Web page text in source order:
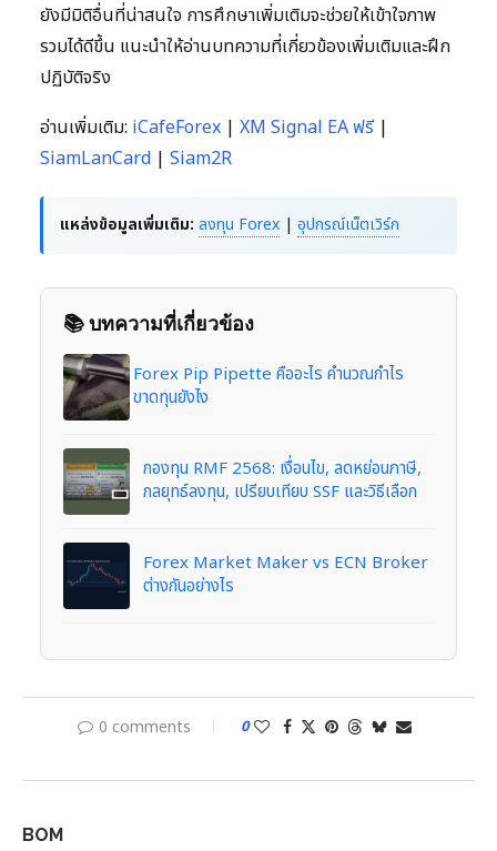
ยังมีมิติอื่นที่น่าสนใจ การศึกษาเพิ่มเติมจะช่วยให้เข้าใจภาพ
รวมได้ดีขึ้น แนะนำให้อ่านบทความที่เกี่ยวข้องเพิ่มเติมและฝึก
ปฏิบัติจริง
อ่านเพิ่มเติม: iCafeForex | XM Signal EA ฟรี|
SiamLanCard | Siam2R
แหล่งข้อมูลเพิ่มเติม: ลงทุน Forex | อุปกรณ์เน็ตเวิร์ก
📚 บทความที่เกี่ยวข้อง
Forex Pip Pipette คืออะไร คำนวณกำไร
ขาดทุนยังไง
กองทุน RMF 2568: เงื่อนไข, ลดหย่อนภาษี,
กลยุทธ์ลงทุน, เปรียบเทียบ SSF และวิธีเลือก
Forex Market Maker vs ECN Broker
ต่างกันอย่างไร
0 comments 0
BOM